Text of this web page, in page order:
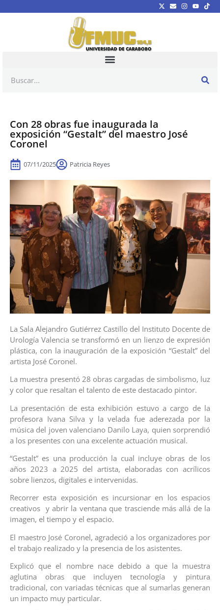
Con 28 obras fue inaugurada la
exposición “Gestalt” del maestro José
Coronel
07/11/2025 Patricia Reyes
La Sala Alejandro Gutiérrez Castillo del Instituto Docente de
Urología Valencia se transformó en un lienzo de expresión
plástica, con la inauguración de la exposición “Gestalt” del
artista José Coronel.
La muestra presentó 28 obras cargadas de simbolismo, luz
y color que resaltan el talento de este destacado pintor.
La presentación de esta exhibición estuvo a cargo de la
profesora Ivana Silva y la velada fue aderezada por la
música del joven valenciano Danilo Laya, quien sorprendió
a los presentes con una excelente actuación musical.
“Gestalt” es una producción la cual incluye obras de los
años 2023 a 2025 del artista, elaboradas con acrílicos
sobre lienzos, digitales e intervenidas.
Recorrer esta exposición es incursionar en los espacios
creativos y abrir la ventana que trasciende más allá de la
imagen, el tiempo y el espacio.
El maestro José Coronel, agradeció a los organizadores por
el trabajo realizado y la presencia de los asistentes.
Explicó que el nombre nace debido a que la muestra
aglutina obras que incluyen tecnología y pintura
tradicional, con variadas técnicas que al sumarlas generan
un impacto muy particular.